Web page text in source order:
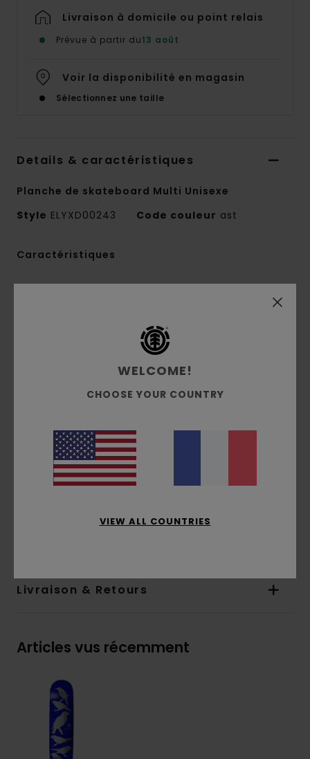
Livraison à domicile ou point relais
Prévue à partir du13 août
Voir la disponibilité en magasin
Sélectionnez une taille
Details & caractéristiques
Planche de skateboard Multi Unisexe
Style ELYXD00243 Code couleur ast
Caractéristiques
6.6" / 17 cm
Bois d’érable canadien FSC
Film rétractable Biobase
En collaboration avec HLC
Usine partiellement alimentée à l'énergie
solaire
Politique de gestion des déchets en usine
Livraison & Retours
Articles vus récemment
WELCOME!
CHOOSE YOUR COUNTRY
VIEW ALL COUNTRIES